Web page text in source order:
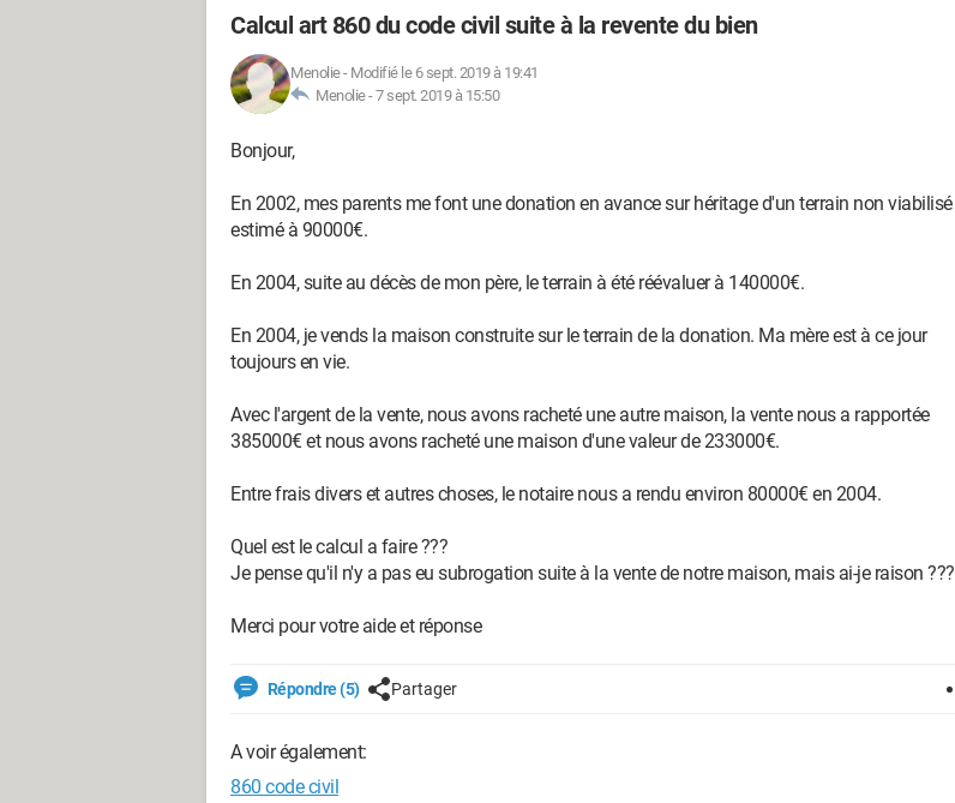
Calcul art 860 du code civil suite à la revente du bien
Menolie- Modifié le 6 sept. 2019 à 19:41
Menolie -7 sept. 2019 à 15:50
Bonjour,
En 2002, mes parents me font une donation en avance sur héritage d'un terrain non viabilisé
estimé à 90000€.
En 2004, suite au décès de mon père, le terrain à été réévaluer à 140000€.
En 2004, je vends la maison construite sur le terrain de la donation. Ma mère est à ce jour
toujours en vie.
Avec l'argent de la vente, nous avons racheté une autre maison, la vente nous a rapportée
385000€ et nous avons racheté une maison d'une valeur de 233000€.
Entre frais divers et autres choses, le notaire nous a rendu environ 80000€ en 2004.
Quel est le calcul a faire ???
Je pense qu'il n'y a pas eu subrogation suite à la vente de notre maison, mais ai-je raison ???
Merci pour votre aide et réponse
Répondre (5) Partager
A voir également:
860 code civil